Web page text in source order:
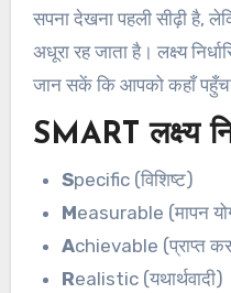
सपना देखना पहली सीढ़ी है,
अधूरा रह जाता है। लक्ष्य
जान सकें कि आपको कहाँ
SMART लक्ष्य
Specific (विशिष्ट)
Measurable (मापन
Achievable (प्राप्त
Realistic (यथार्थवादी)